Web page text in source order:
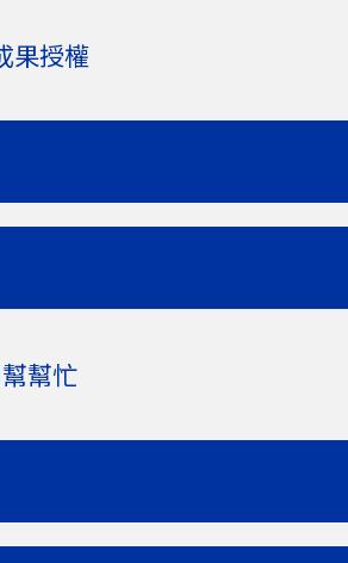
果授權
幫忙